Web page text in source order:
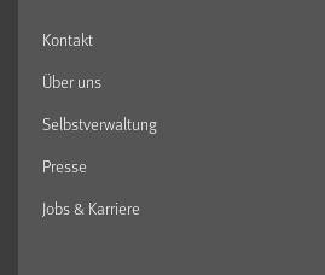
Kontakt
Über uns
Selbstverwaltung
Presse
Jobs & Karriere